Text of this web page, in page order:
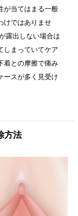
が当てはまる一般
けではありませ
露出しない場合は
しまっていてケア
着との摩擦で痛み
ースが多く見受け
方法